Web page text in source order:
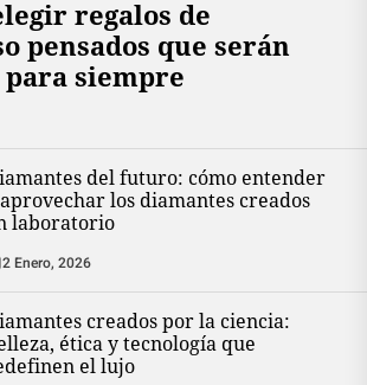
regalos de
pensados que serán
para siempre
del futuro: cómo entender
los diamantes creados
laboratorio
2 Enero, 2026
creados por la ciencia:
ética y tecnología que
el lujo